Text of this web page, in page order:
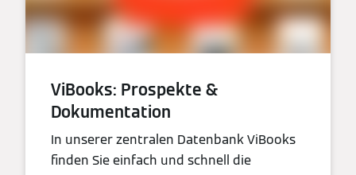
ViBooks: Prospekte &
Dokumentation
In unserer zentralen Datenbank ViBooks
finden Sie einfach und schnell die